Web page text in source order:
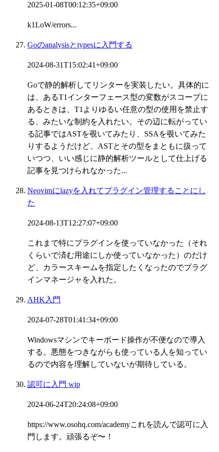
2025-01-08T00:12:35+09:00
k1LoW/errors...
Goのanalysisとtypesに入門する
2024-08-31T15:02:41+09:00
Goで静的解析してリンターを実装したい。具体的に
は、あるT1インターフェース型の変数がスコープに
あるときは、T1よりゆるい任意の型の使用を禁止す
る、みたいな制約を入れたい。その辺に転がってい
る記事ではASTを覗いてみたり、SSAを覗いてみた
りするようだけど、ASTとその型をまともに扱って
いつつ、いい感じに静的解析ツールとして仕上げる
記事を見つけられなかった...
Neovimにlazyを入れてプラグイン管理することにし
た
2024-08-13T12:27:07+09:00
これまで特にプラグインを使っていなかった（それ
くらいで済む用途にしか使っていなかった）のだけ
ど、カラースキームを指定したくなったのでプラグ
インマネージャを入れた。
AHK入門
2024-07-28T01:41:34+09:00
Windowsマシンでキーボード操作が不便なので導入
する。悪態をつきながらも使っている人を知ってい
るので内容を理解していないが期待している。
認可に入門 wip
2024-06-24T20:24:08+09:00
https://www.osohq.com/academyこれを読んで認可に入
門します。頑張るぞ〜！